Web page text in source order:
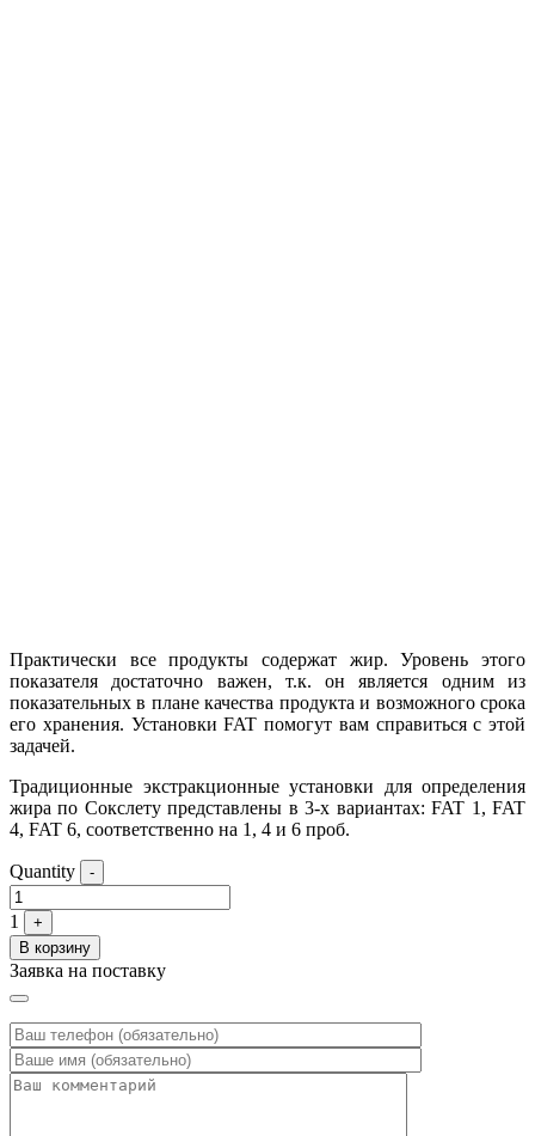
Практически все продукты содержат жир. Уровень этого
показателя достаточно важен, т.к. он является одним из
показательных в плане качества продукта и возможного срока
его хранения. Установки FAT помогут вам справиться с этой
задачей.
Традиционные экстракционные установки для определения
жира по Сокслету представлены в 3-х вариантах: FAT 1, FAT
4, FAT 6, соответственно на 1, 4 и 6 проб.
Quantity -
1
+
В корзину
Заявка на поставку